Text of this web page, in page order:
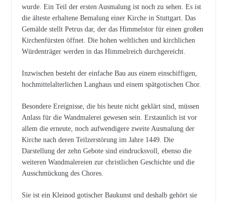
wurde. Ein Teil der ersten Ausmalung ist noch zu sehen. Es ist
die älteste erhaltene Bemalung einer Kirche in Stuttgart. Das
Gemälde stellt Petrus dar, der das Himmelstor für einen großen
Kirchenfürsten öffnet. Die hohen weltlichen und kirchlichen
Würdenträger werden in das Himmelreich durchgereicht.
Inzwischen besteht der einfache Bau aus einem einschiffigen,
hochmittelalterlichen Langhaus und einem spätgotischen Chor.
Besondere Ereignisse, die bis heute nicht geklärt sind, müssen
Anlass für die Wandmalerei gewesen sein. Erstaunlich ist vor
allem die erneute, noch aufwendigere zweite Ausmalung der
Kirche nach deren Teilzerstörung im Jahre 1449. Die
Darstellung der zehn Gebote sind eindrucksvoll, ebenso die
weiteren Wandmalereien zur christlichen Geschichte und die
Ausschmückung des Chores.
Sie ist ein Kleinod gotischer Baukunst und deshalb gehört sie